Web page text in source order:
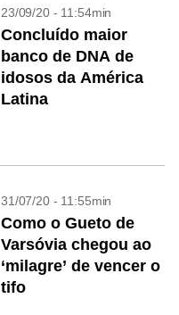
23/09/20 - 11:54min
Concluído maior
banco de DNA de
idosos da América
Latina
31/07/20 - 11:55min
Como o Gueto de
Varsóvia chegou ao
‘milagre’ de vencer o
tifo